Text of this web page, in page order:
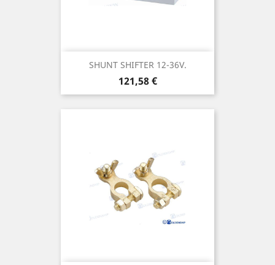
SHUNT SHIFTER 12-36V.
Prix
121,58 €